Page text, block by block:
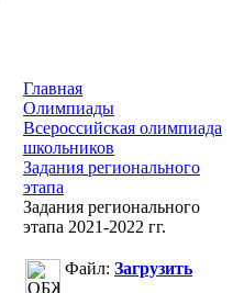
Главная
Олимпиады
Всероссийская олимпиада
школьников
Задания регионального
этапа
Задания регионального
этапа 2021-2022 гг.
Файл: Загрузить